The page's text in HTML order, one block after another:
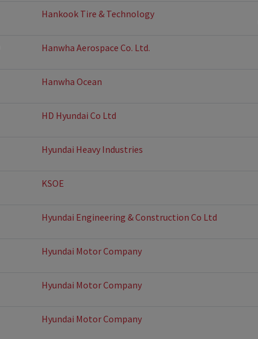
Hankook Tire & Technology
Hanwha Aerospace Co. Ltd.
Hanwha Ocean
HD Hyundai Co Ltd
Hyundai Heavy Industries
KSOE
Hyundai Engineering & Construction Co Ltd
Hyundai Motor Company
Hyundai Motor Company
Hyundai Motor Company